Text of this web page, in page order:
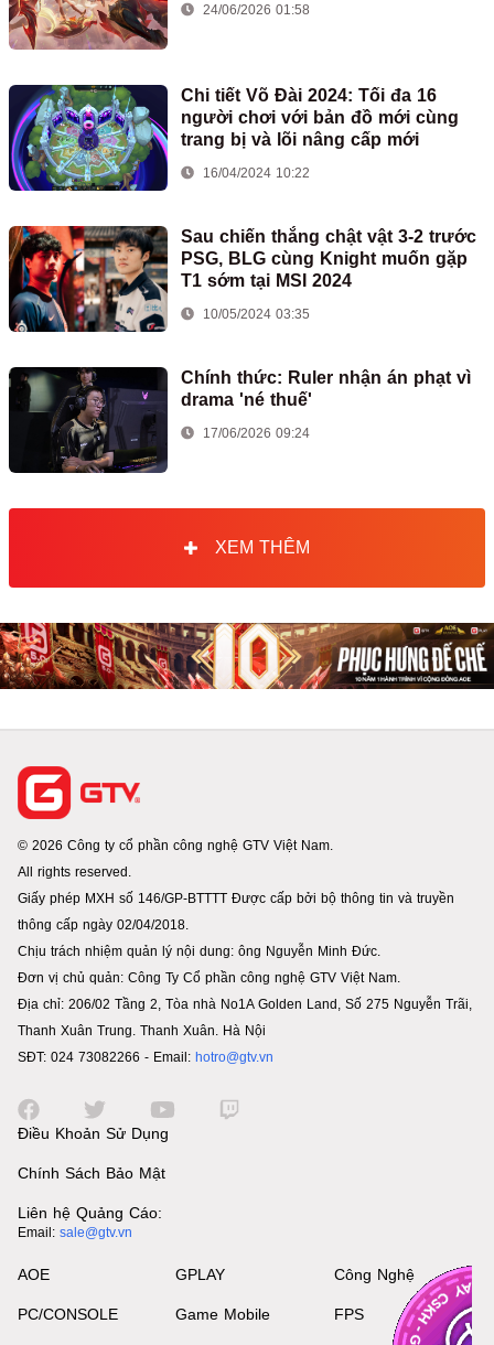
24/06/2026 01:58
Chi tiết Võ Đài 2024: Tối đa 16
người chơi với bản đồ mới cùng
trang bị và lõi nâng cấp mới
16/04/2024 10:22
Sau chiến thắng chật vật 3-2 trước
PSG, BLG cùng Knight muốn gặp
T1 sớm tại MSI 2024
10/05/2024 03:35
Chính thức: Ruler nhận án phạt vì
drama 'né thuế'
17/06/2026 09:24
XEM THÊM
© 2026 Công ty cổ phần công nghệ GTV Việt Nam.
All rights reserved.
Giấy phép MXH số 146/GP-BTTTT Được cấp bởi bộ thông tin và truyền
thông cấp ngày 02/04/2018.
Chịu trách nhiệm quản lý nội dung: ông Nguyễn Minh Đức.
Đơn vị chủ quản: Công Ty Cổ phần công nghệ GTV Việt Nam.
Địa chỉ: 206/02 Tầng 2, Tòa nhà No1A Golden Land, Số 275 Nguyễn Trãi,
Thanh Xuân Trung. Thanh Xuân. Hà Nội
SĐT: 024 73082266 - Email: hotro@gtv.vn
Điều Khoản Sử Dụng
Chính Sách Bảo Mật
Liên hệ Quảng Cáo:
Email: sale@gtv.vn
AOE
PC/CONSOLE
GPLAY
Game Mobile
Công Nghệ
FPS